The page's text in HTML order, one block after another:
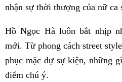
nhận sự thời thượng của nữ
Hồ Ngọc Hà luôn bắt nhịp
mới. Từ phong cách street
phục mặc dự sự kiện, những
điểm chú ý.